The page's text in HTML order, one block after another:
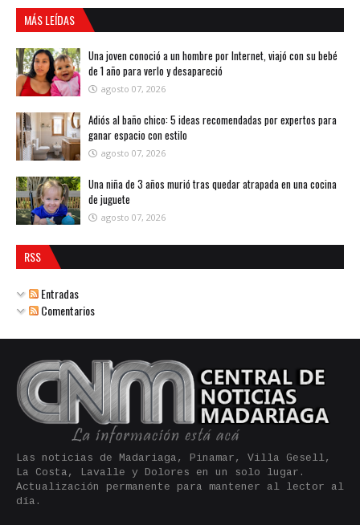
MÁS LEÍDAS
Una joven conoció a un hombre por Internet, viajó con su bebé
de 1 año para verlo y desapareció
agosto 07, 2026
Adiós al baño chico: 5 ideas recomendadas por expertos para
ganar espacio con estilo
agosto 07, 2026
Una niña de 3 años murió tras quedar atrapada en una cocina
de juguete
agosto 07, 2026
RSS
Entradas
Comentarios
Las noticias de Madariaga, Pinamar, Villa Gesell,
La Costa, Lavalle y Dolores en un solo lugar.
Actualización permanente para mantener al lector al
día.